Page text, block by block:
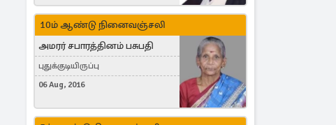
10ம் ஆண்டு நினைவஞ்சலி
அமரர் சபாரத்தினம் பசுபதி
புதுக்குடியிருப்பு
06 Aug, 2016